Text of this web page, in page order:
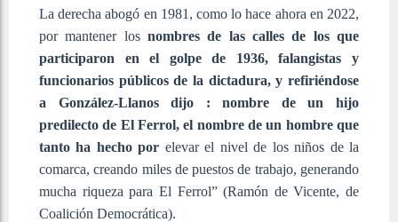
La derecha abogó en 1981, como lo hace ahora en 2022,
por mantener los nombres de las calles de los que
participaron en el golpe de 1936, falangistas y
funcionarios públicos de la dictadura, y refiriéndose
a González-Llanos dijo
: nombre de un hijo
predilecto de El Ferrol, el nombre de un hombre que
tanto ha hecho por elevar el nivel de los niños de la
comarca, creando miles de puestos de trabajo, generando
mucha riqueza para El Ferrol” (Ramón de Vicente, de
Coalición Democrática).